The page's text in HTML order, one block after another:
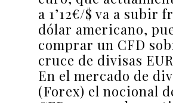
a 1’12€/$ va a subir
dólar americano,
comprar un CFD
cruce de divisas
En el mercado de
(Forex) el nocional